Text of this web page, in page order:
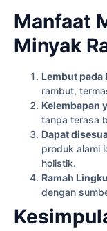
Manfaat
Minyak
Lembut pada
rambut,
Kelembapan
tanpa terasa
Dapat
produk alami
holistik.
Ramah
dengan